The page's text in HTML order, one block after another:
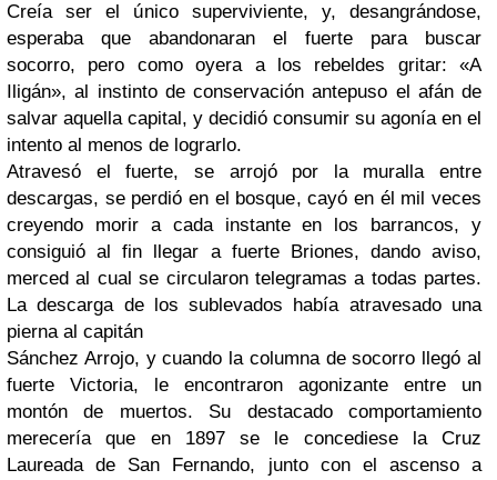
Creía ser el único superviviente, y, desangrándose,
esperaba que abandonaran el fuerte para buscar
socorro, pero como oyera a los rebeldes gritar: «A
Iligán», al instinto de conservación antepuso el afán de
salvar aquella capital, y decidió consumir su agonía en el
intento al menos de lograrlo.
Atravesó el fuerte, se arrojó por la muralla entre
descargas, se perdió en el bosque, cayó en él mil veces
creyendo morir a cada instante en los barrancos, y
consiguió al fin llegar a fuerte Briones, dando aviso,
merced al cual se circularon telegramas a todas partes.
La descarga de los sublevados había atravesado una
pierna al capitán
Sánchez Arrojo, y cuando la columna de socorro llegó al
fuerte Victoria, le encontraron agonizante entre un
montón de muertos. Su destacado comportamiento
merecería que en 1897 se le concediese la Cruz
Laureada de San Fernando, junto con el ascenso a